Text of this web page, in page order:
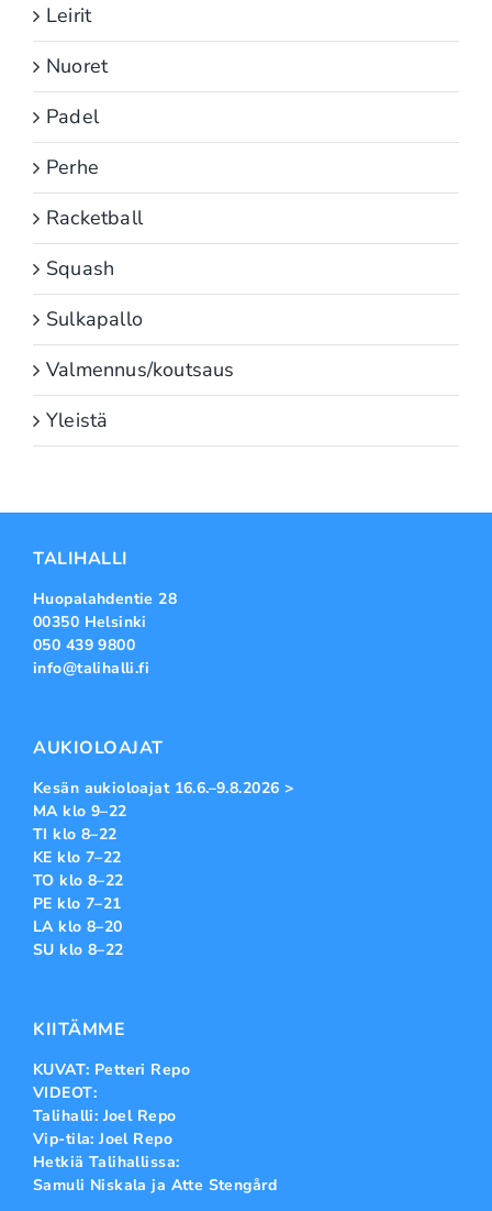
Leirit
Nuoret
Padel
Perhe
Racketball
Squash
Sulkapallo
Valmennus/koutsaus
Yleistä
TALIHALLI
Huopalahdentie 28
00350 Helsinki
050 439 9800
info@talihalli.fi
AUKIOLOAJAT
Kesän aukioloajat 16.6.–9.8.2026 >
MA klo 9–22
TI klo 8–22
KE klo 7–22
TO klo 8–22
PE klo 7–21
LA klo 8–20
SU klo 8–22
KIITÄMME
KUVAT: Petteri Repo
VIDEOT:
Talihalli: Joel Repo
Vip-tila: Joel Repo
Hetkiä Talihallissa:
Samuli Niskala ja Atte Stengård